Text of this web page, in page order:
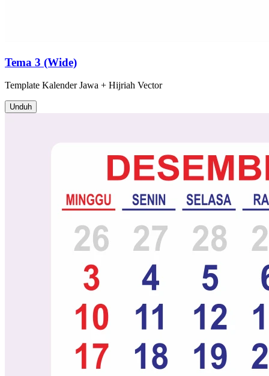
Tema 3 (Wide)
Template Kalender Jawa + Hijriah Vector
Unduh